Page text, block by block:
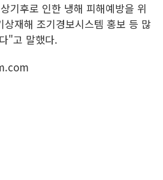
기후로 인한 냉해 피해예방을 위
재해 조기경보시스템 홍보 등 많
"고 말했다.